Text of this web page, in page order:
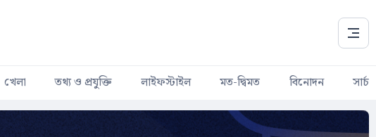
খেলা তথ্য ও প্রযুক্তি লাইফস্টাইল মত-দ্বিমত বিনোদন সার্চ